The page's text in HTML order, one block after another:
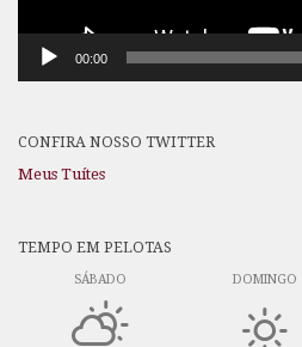
00:00
CONFIRA NOSSO TWITTER
Meus Tuítes
TEMPO EM PELOTAS
SÁBADO DOMINGO